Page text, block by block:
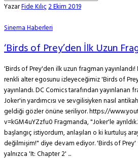
YazarFide Kılıç2 Ekim 2019
Sinema Haberleri
‘Birds of Prey’den İlk Uzun
'Birds of Prey'den ilk uzun fragman
renkli alter egosunu izleyeceğimiz 'Birds of
yayınlandı. DC Comics tarafından yayınlanan
Joker'in yardımcısı ve sevgilisiyken nasıl
geldiği gözler önüne seriliyor. https://
v=kGM4uYZzfu0 Fragmanda, "Joker'le
başlangıç istiyordum, anlaşılan o ki kurtuluş
değilmişim!" diye devam ediyor. 'Birds of
yalnızca 'It: Chapter 2' ...